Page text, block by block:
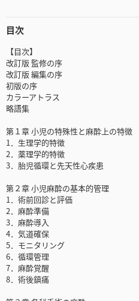
目次
【目次】
改訂版 監修の序
改訂版 編集の序
初版の序
カラーアトラス
略語集
第１章 小児の特殊性と麻酔上の特徴
1．生理学的特徴
2．薬理学的特徴
3．胎児循環と先天性心疾患
第２章 小児麻酔の基本的管理
1．術前回診と評価
2．麻酔準備
3．麻酔導入
4．気道確保
5．モニタリング
6．循環管理
7．麻酔覚醒
8．術後鎮痛